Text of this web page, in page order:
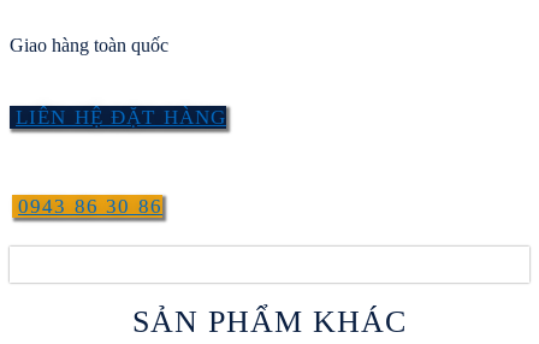
Giao hàng toàn quốc
LIÊN HỆ ĐẶT HÀNG
0943 86 30 86
SẢN PHẨM KHÁC